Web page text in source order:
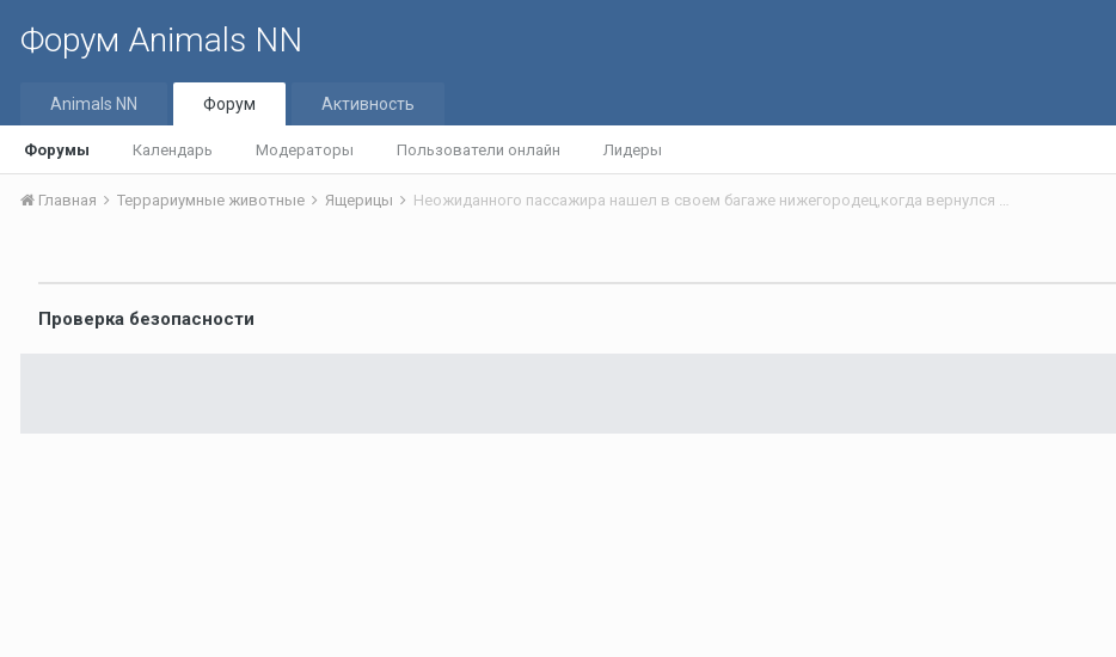
Форум Animals NN
Animals NN Форум
Форумы Календарь Модераторы Пользователи онлайн Лидеры
Активность
Главная Террариумные животные Ящерицы Неожиданного пассажира нашел в своем багаже нижегородец,когда вернулся из Вьетнама.
Проверка безопасности